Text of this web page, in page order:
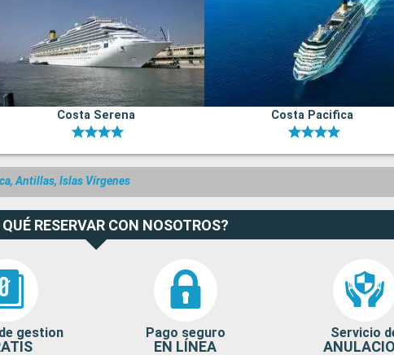
Costa Serena Costa Pacifica
Antillas, Islas Vírgenes
RESERVAR CON NOSOTROS?
gestion Pago seguro
EN LÍNEA
Servicio